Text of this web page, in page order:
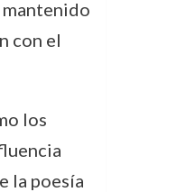
mantenido
con el
los
la poesía